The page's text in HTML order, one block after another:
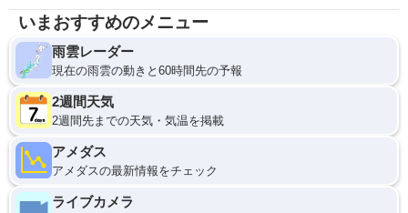
いまおすすめのメニュー
雨雲レーダー
現在の雨雲の動きと60時間先の予報
2週間天気
2週間先までの天気・気温を掲載
アメダス
アメダスの最新情報をチェック
ライブカメラ